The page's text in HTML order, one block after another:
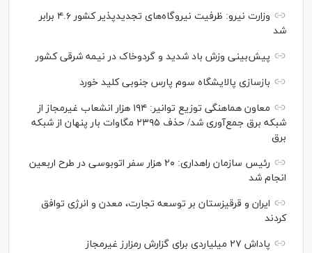
وزارت نیرو: ظرفیت نیروگاه‌های تجدیدپذیر کشور ۴.۶ برابر
شد
پیش‌بینی وزش باد شدید و گردوخاک در نیمه شرقی کشور
بازسازی پالایشگاه سوم پارس جنوبی کلید خورد
معاون هماهنگی توزیع توانیر: ۱۹۴ هزار انشعاب غیرمجاز از
شبکه برق جمع‌آوری شد/ حذف ۲۳۹۵ مگاوات بار پنهان از شبکه
برق
رئیس سازمان راهداری: ۲۰ هزار سفر اتوبوسی در طرح اربعین
انجام شد
ایران و قرقیزستان بر توسعه تجارت، معدن و انرژی توافق
کردند
پاداش ۲۷ میلیاردی برای گزارش رمزارز غیرمجاز